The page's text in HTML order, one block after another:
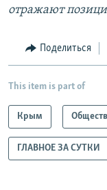
отражают
Поделиться
This item is part of
Крым
ГЛАВНОЕ ЗА СУТКИ